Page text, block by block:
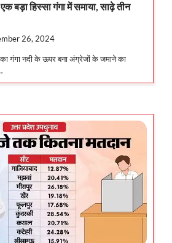
बड़ा हिस्सा गंगा में समाया, साढ़े तीन
26, 2024
गंगा नदी के ऊपर बना अंग्रेजों के जमाने का